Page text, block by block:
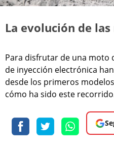
La evolución de
Para disfrutar de una moto
de inyección electrónica
desde los primeros
cómo ha sido este